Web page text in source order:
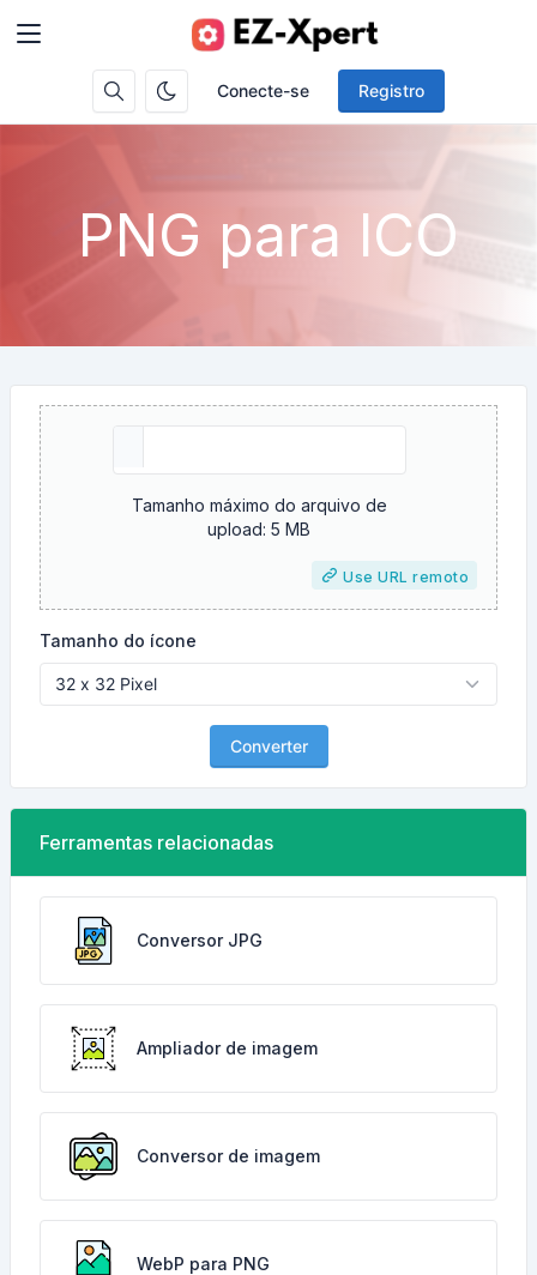
Conecte-se Registro
PNG para ICO
Tamanho máximo do arquivo de
upload: 5 MB
Use URL remoto
Tamanho do ícone
Converter
Ferramentas relacionadas
Conversor JPG
Ampliador de imagem
Conversor de imagem
WebP para PNG